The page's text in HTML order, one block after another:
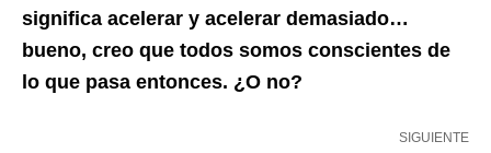
significa acelerar y acelerar demasiado…
bueno, creo que todos somos conscientes de
lo que pasa entonces. ¿O no?
SIGUIENTE